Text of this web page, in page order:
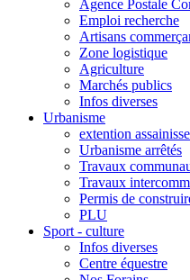
Agence Postale
Emploi recherche
Artisans
Zone logistique
Agriculture
Marchés publics
Infos diverses
Urbanisme
extention
Urbanisme arrêtés
Travaux
Travaux
Permis de
PLU
Sport - culture
Infos diverses
Centre équestre